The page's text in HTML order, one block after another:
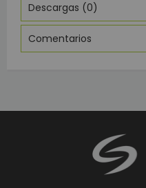
Descargas (0)
Comentarios